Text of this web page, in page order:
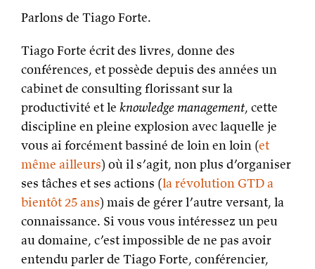
Parlons de Tiago Forte.
Tiago Forte écrit des livres, donne des
conférences, et possède depuis des années un
cabinet de consulting florissant sur la
productivité et le knowledge management, cette
discipline en pleine explosion avec laquelle je
vous ai forcément bassiné de loin en loin (et
même ailleurs) où il s’agit, non plus d’organiser
ses tâches et ses actions (la révolution GTD a
bientôt 25 ans) mais de gérer l’autre versant, la
connaissance. Si vous vous intéressez un peu
au domaine, c’est impossible de ne pas avoir
entendu parler de Tiago Forte, conférencier,